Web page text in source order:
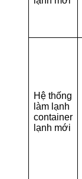
Hệ thống
làm lạnh
container
lạnh mới